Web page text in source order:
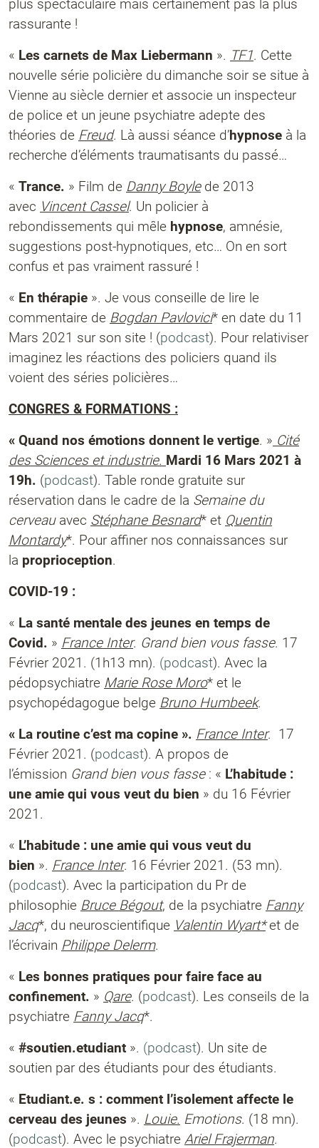
plus spectaculaire mais certainement pas la plus
rassurante !
« Les carnets de Max Liebermann ». TF1. Cette
nouvelle série policière du dimanche soir se situe à
Vienne au siècle dernier et associe un inspecteur
de police et un jeune psychiatre adepte des
théories de Freud. Là aussi séance d’hypnose à la
recherche d’éléments traumatisants du passé…
« Trance. » Film de Danny Boylede 2013
avec Vincent Cassel. Un policier à
rebondissements qui mêle hypnose, amnésie,
suggestions post-hypnotiques, etc… On en sort
confus et pas vraiment rassuré !
« En thérapie ». Je vous conseille de lire le
commentaire de Bogdan Pavlovici* en date du 11
Mars 2021 sur son site ! (podcast). Pour relativiser
imaginez les réactions des policiers quand ils
voient des séries policières…
CONGRES & FORMATIONS :
« Quand nos émotions donnent le vertige. » Cité
des Sciences et industrie. Mardi 16 Mars 2021 à
19h. (podcast). Table ronde gratuite sur
réservation dans le cadre de la Semaine du
cerveauavec Stéphane Besnard* et Quentin
Montardy*. Pour affiner nos connaissances sur
la proprioception.
COVID-19 :
« La santé mentale des jeunes en temps de
Covid. » France Inter. Grand bien vous fasse. 17
Février 2021. (1h13 mn). (podcast). Avec la
pédopsychiatre Marie Rose Moro* et le
psychopédagogue belge Bruno Humbeek.
« La routine c’est ma copine ». France Inter. 17
Février 2021. (podcast). A propos de
l’émission Grand bien vous fasse: « L’habitude :
une amie qui vous veut du bien » du 16 Février
2021.
« L’habitude : une amie qui vous veut du
bien ». France Inter. 16 Février 2021. (53 mn).
(podcast). Avec la participation du Pr de
philosophie Bruce Bégout, de la psychiatre Fanny
Jacq*, du neuroscientifique Valentin Wyart*et de
l’écrivain Philippe Delerm.
« Les bonnes pratiques pour faire face au
confinement. » Qare. (podcast). Les conseils de la
psychiatre Fanny Jacq*.
« #soutien.etudiant ». (podcast). Un site de
soutien par des étudiants pour des étudiants.
« Etudiant.e. s : comment l’isolement affecte le
cerveau des jeunes ». Louie. Emotions. (18 mn).
(podcast). Avec le psychiatre Ariel Frajerman.